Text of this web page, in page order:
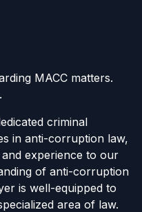
MACC matters.
criminal
in anti-corruption law,
experience to our
of anti-corruption
is well-equipped to
area of law.